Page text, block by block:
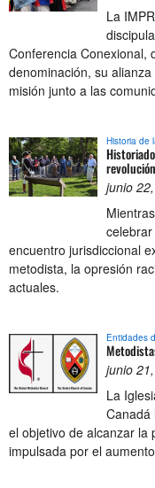
La
Conferencia Conexional,
denominación, su
misión junto a las
Historia de
junio
encuentro jurisdiccional
metodista, la opresión
actuales.
Entidades
junio
La
Canadá
el objetivo de alcanzar la
impulsada por el